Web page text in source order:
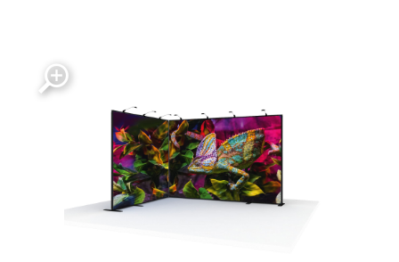
standbeispiel_mf-3x2-multifabric-messestand